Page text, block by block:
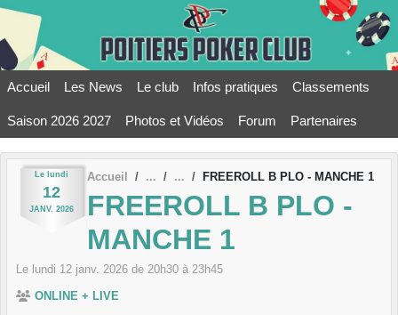
Accueil Les News Le club Infos pratiques Classements
Saison 2026 2027 Photos et Vidéos Forum Partenaires
Le lundi
12
JANV. 2026
Accueil FREEROLL B PLO - MANCHE 1
FREEROLL B PLO -
MANCHE 1
Le lundi 12 janv. 2026 de 20h30 à 23h45
ONLINE + LIVE
Panneau de gestion des cookies